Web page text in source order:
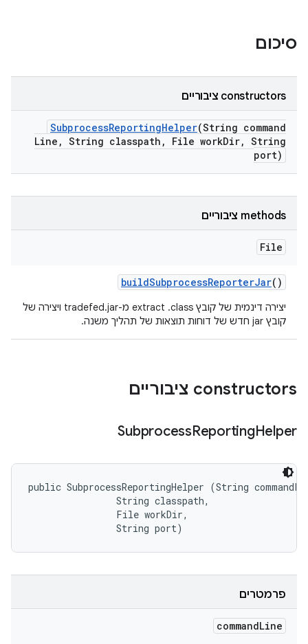
סיכום
‫constructors ציבוריים
SubprocessReportingHelper(String command
Line , String classpath , File workDir, String
port)
‫methods ציבוריים
File
buildSubprocessReporterJar()
יצירה דינמית של קובץ extract .class מ-tradefed.jar ויצירה של
קובץ jar חדש של דוחות תוצאות של תהליך משנה.
‫constructors ציבוריים
SubprocessReportingHelper
public SubprocessReportingHelper (String
                String classpath,
                File workDir,
                String port)
פרמטרים
commandLine